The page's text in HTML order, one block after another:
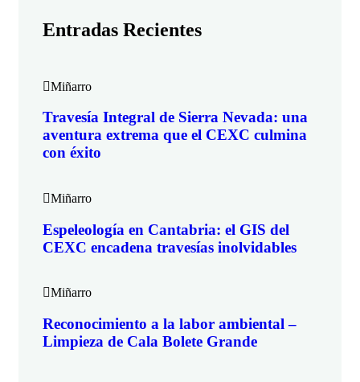
Entradas Recientes
Miñarro
Travesía Integral de Sierra Nevada: una
aventura extrema que el CEXC culmina
con éxito
Miñarro
Espeleología en Cantabria: el GIS del
CEXC encadena travesías inolvidables
Miñarro
Reconocimiento a la labor ambiental –
Limpieza de Cala Bolete Grande